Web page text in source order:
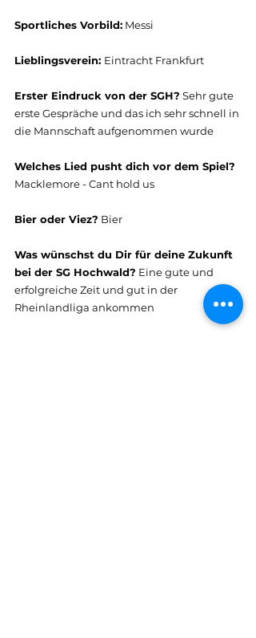
Sportliches Vorbild: Messi
Lieblingsverein: Eintracht Frankfurt
Erster Eindruck von der SGH? Sehr gute
erste Gespräche und das ich sehr schnell in
die Mannschaft aufgenommen wurde
Welches Lied pusht dich vor dem Spiel?
Macklemore - Cant hold us
Bier oder Viez? Bier
Was wünschst du Dir für deine Zukunft
bei der SG Hochwald? Eine gute und
erfolgreiche Zeit und gut in der
Rheinlandliga ankommen